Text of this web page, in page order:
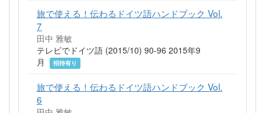
旅で使える！伝わるドイツ語ハンドブック Vol.
7
田中 雅敏
テレビでドイツ語 (2015/10) 90-96 2015年9
月
招待有り
旅で使える！伝わるドイツ語ハンドブック Vol.
6